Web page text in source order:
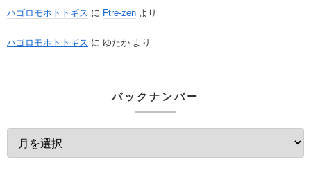
ハゴロモホトトギス に Ftre-zen より
ハゴロモホトトギス に ゆたか より
バックナンバー